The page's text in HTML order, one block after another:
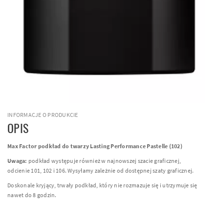
INFORMACJE O PRODUKCIE
OPIS
Max Factor podkład do twarzy Lasting Performance Pastelle (102)
Uwaga: podkład występuje również w najnowszej szacie graficznej,
odcienie 101, 102 i 106. Wysyłamy zależnie od dostępnej szaty graficznej.
Doskonale kryjący, trwały podkład, który nie rozmazuje się i utrzymuje się
nawet do 8 godzin.